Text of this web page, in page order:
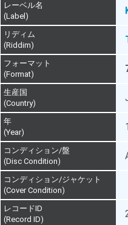
レーベル名
(Label)
リディム
(Riddim)
フォーマット
(Format)
生産国
(Country)
年
(Year)
コンディション/盤
(Disc Condition)
コンディション/ジャケット
(Cover Condition)
レコードID
(Record ID)